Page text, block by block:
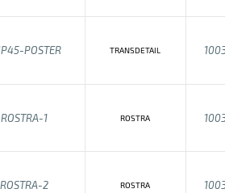
POSTER TRANSDETAIL
ROSTRA-1 ROSTRA
ROSTRA-2 ROSTRA